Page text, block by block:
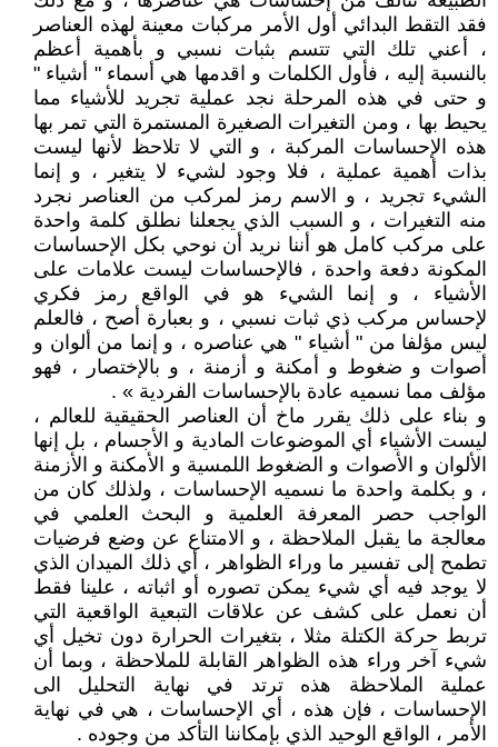
فقد التقط البدائي أول الأمر مركبات معينة لهذه العناصر
، أعني تلك التي تتسم بثبات نسبي و بأهمية أعظم
بالنسبة إليه ، فأول الكلمات و اقدمها هي أسماء " أشياء "
و حتى في هذه المرحلة نجد عملية تجريد للأشياء مما
يحيط بها ، ومن التغيرات الصغيرة المستمرة التي تمر بها
هذه الإحساسات المركبة ، و التي لا تلاحظ لأنها ليست
بذات أهمية عملية ، فلا وجود لشيء لا يتغير ، و إنما
الشيء تجريد ، و الاسم رمز لمركب من العناصر نجرد
منه التغيرات ، و السبب الذي يجعلنا نطلق كلمة واحدة
على مركب كامل هو أننا نريد أن نوحي بكل الإحساسات
المكونة دفعة واحدة ، فالإحساسات ليست علامات على
الأشياء ، و إنما الشيء هو في الواقع رمز فكري
لإحساس مركب ذي ثبات نسبي ، و بعبارة أصح ، فالعلم
ليس مؤلفا من " أشياء " هي عناصره ، و إنما من ألوان و
أصوات و ضغوط و أمكنة و أزمنة ، و بالإختصار ، فهو
مؤلف مما نسميه عادة بالإحساسات الفردية » .
و بناء على ذلك يقرر ماخ أن العناصر الحقيقية للعالم ،
ليست الأشياء أي الموضوعات المادية و الأجسام ، بل إنها
الألوان و الأصوات و الضغوط اللمسية و الأمكنة و الأزمنة
، و بكلمة واحدة ما نسميه الإحساسات ، ولذلك كان من
الواجب حصر المعرفة العلمية و البحث العلمي في
معالجة ما يقبل الملاحظة ، و الامتناع عن وضع فرضيات
تطمح إلى تفسير ما وراء الظواهر ، أي ذلك الميدان الذي
لا يوجد فيه أي شيء يمكن تصوره أو اثباته ، علينا فقط
أن نعمل على كشف عن علاقات التبعية الواقعية التي
تربط حركة الكتلة مثلا ، بتغيرات الحرارة دون تخيل أي
شيء آخر وراء هذه الظواهر القابلة للملاحظة ، وبما أن
عملية الملاحظة هذه ترتد في نهاية التحليل الى
الإحساسات ، فإن هذه ، أي الإحساسات ، هي في نهاية
الأمر ، الواقع الوحيد الذي بإمكاننا التأكد من وجوده .